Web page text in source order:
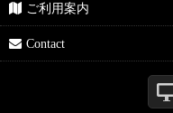
ご利用案内
Contact